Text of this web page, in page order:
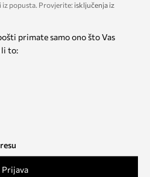
popusta. Provjerite: isključenja iz
primate samo ono što Vas
li to:
Prijava